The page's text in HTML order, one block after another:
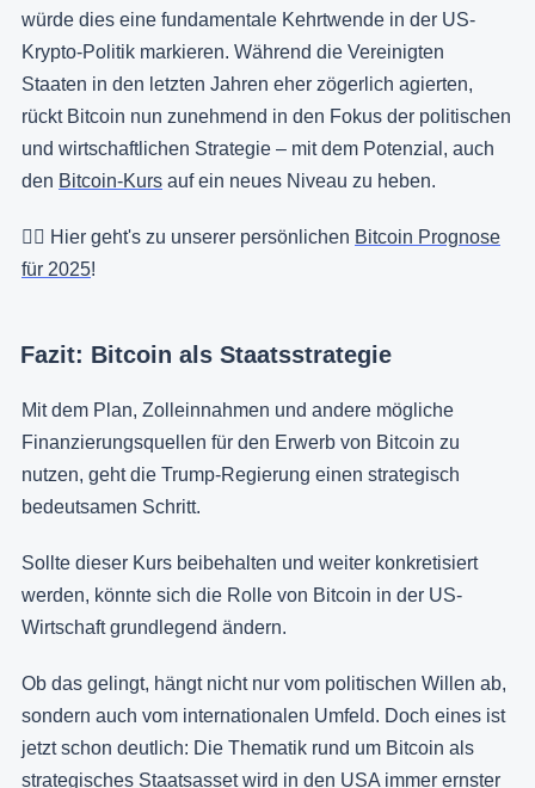
würde dies eine fundamentale Kehrtwende in der US-
Krypto-Politik markieren. Während die Vereinigten
Staaten in den letzten Jahren eher zögerlich agierten,
rückt Bitcoin nun zunehmend in den Fokus der politischen
und wirtschaftlichen Strategie – mit dem Potenzial, auch
den Bitcoin-Kurs auf ein neues Niveau zu heben.
👉🏻 Hier geht's zu unserer persönlichen Bitcoin Prognose
für 2025!
Fazit: Bitcoin als Staatsstrategie
Mit dem Plan, Zolleinnahmen und andere mögliche
Finanzierungsquellen für den Erwerb von Bitcoin zu
nutzen, geht die Trump-Regierung einen strategisch
bedeutsamen Schritt.
Sollte dieser Kurs beibehalten und weiter konkretisiert
werden, könnte sich die Rolle von Bitcoin in der US-
Wirtschaft grundlegend ändern.
Ob das gelingt, hängt nicht nur vom politischen Willen ab,
sondern auch vom internationalen Umfeld. Doch eines ist
jetzt schon deutlich: Die Thematik rund um Bitcoin als
strategisches Staatsasset wird in den USA immer ernster